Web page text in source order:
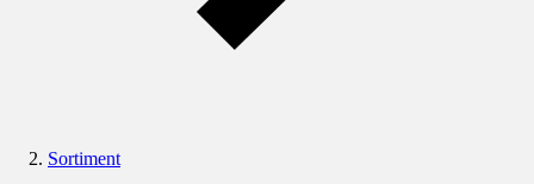
Sortiment